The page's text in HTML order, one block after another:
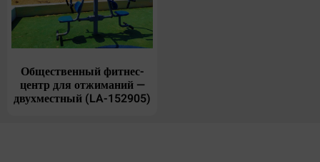
Общественный фитнес-
центр для отжиманий —
двухместный (LA-152905)